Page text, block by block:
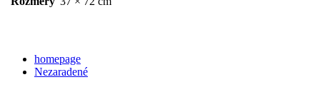
homepage
Nezaradené